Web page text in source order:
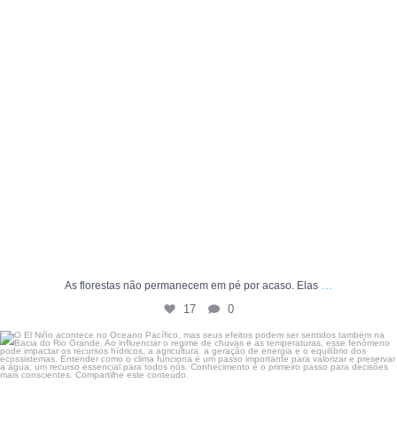
As florestas não permanecem em pé por acaso. Elas ...
17 0
O El Niño acontece no Oceano Pacífico, mas seus...
7